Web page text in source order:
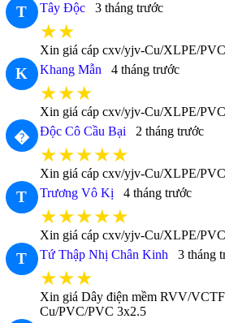
T Tây Độc 3 tháng trước
★★
Xin giá cáp cxv/yjv-Cu/XLPE/
K Khang Mẫn 4 tháng trước
★★★
Xin giá cáp cxv/yjv-Cu/XLPE/
� Độc Cô Cầu Bại 2 tháng trước
★★★★★
Xin giá cáp cxv/yjv-Cu/XLPE/
T Trương Vô Kị 4 tháng trước
★★★★★
Xin giá cáp cxv/yjv-Cu/XLPE/
T Tứ Thập Nhị Chân Kinh 3 tháng
★★★
Xin giá Dây điện mềm RVV/
Cu/PVC/PVC 3x2.5